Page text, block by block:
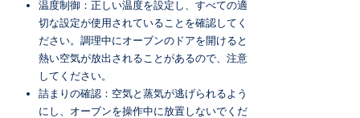
温度制御：正しい温度を設定し、すべての適
切な設定が使用されていることを確認してく
ださい。調理中にオーブンのドアを開けると
熱い空気が放出されることがあるので、注意
してください。
詰まりの確認：空気と蒸気が逃げられるよう
にし、オーブンを操作中に放置しないでくだ